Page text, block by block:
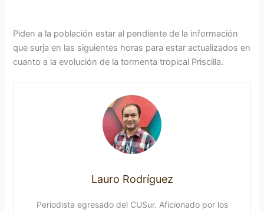
Piden a la población estar al pendiente de la información
que surja en las siguientes horas para estar actualizados en
cuanto a la evolución de la tormenta tropical Priscilla.
Lauro Rodríguez
Periodista egresado del CUSur. Aficionado por los